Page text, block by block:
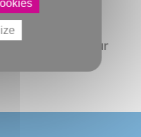
de ville à la tour